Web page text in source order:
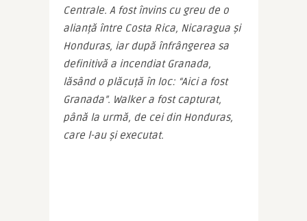
Centrale. A fost învins cu greu de o
alianță între Costa Rica, Nicaragua și
Honduras, iar după înfrângerea sa
definitivă a incendiat Granada,
lăsând o plăcuță în loc: “Aici a fost
Granada”. Walker a fost capturat,
până la urmă, de cei din Honduras,
care l-au și executat.